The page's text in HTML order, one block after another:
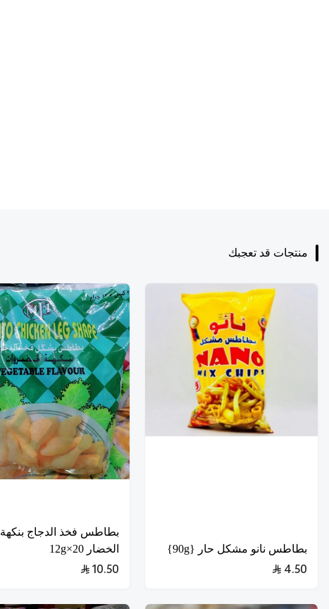
منتجات قد تعجبك
بطاطس نانو مشكل حار {90g}
4.50
بطاطس فخذ الدجاج بنكهة
الخضار 20×12g
10.50